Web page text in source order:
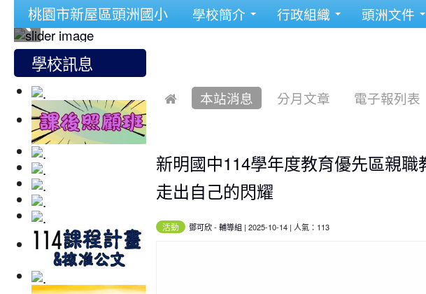
桃園市新屋區頭洲國小 學校簡介 行政組織 頭洲文件
學校訊息
本站消息 分月文章 電子報列表
新明國中114學年度教育優先區親
走出自己的閃耀
活動 鄧可欣- 輔導組 | 2025-10-14 | 人氣：113